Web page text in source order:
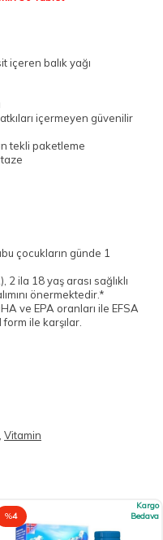
içeren balık yağı
içermeyen güvenilir
tekli paketleme
çocukların günde 1
ila 18 yaş arası sağlıklı
önermektedir.*
ve EPA oranları ile EFSA
ile karşılar.
, Vitamin
%4
Kargo
Bedava